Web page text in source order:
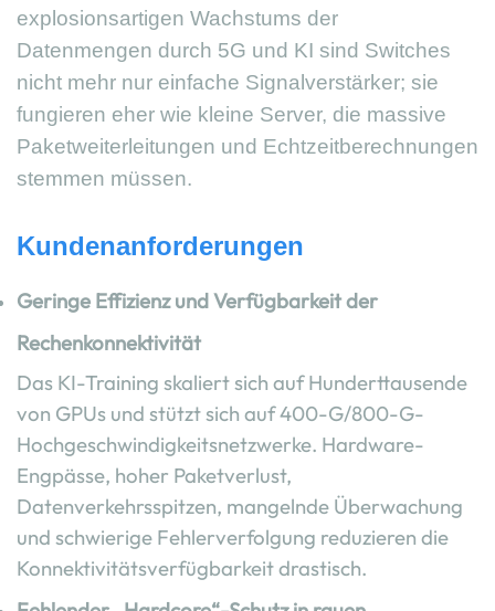
explosionsartigen Wachstums der
Datenmengen durch 5G und KI sind Switches
nicht mehr nur einfache Signalverstärker; sie
fungieren eher wie kleine Server, die massive
Paketweiterleitungen und Echtzeitberechnungen
stemmen müssen.
Kundenanforderungen
Geringe Effizienz und Verfügbarkeit der
Rechenkonnektivität
Das KI-Training skaliert sich auf Hunderttausende
von GPUs und stützt sich auf 400-G/800-G-
Hochgeschwindigkeitsnetzwerke. Hardware-
Engpässe, hoher Paketverlust,
Datenverkehrsspitzen, mangelnde Überwachung
und schwierige Fehlerverfolgung reduzieren die
Konnektivitätsverfügbarkeit drastisch.